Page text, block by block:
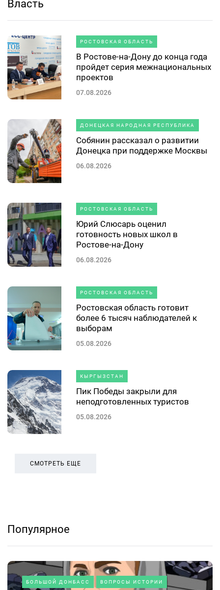
Власть
РОСТОВСКАЯ ОБЛАСТЬ
В Ростове-на-Дону до конца года
пройдет серия межнациональных
проектов
07.08.2026
ДОНЕЦКАЯ НАРОДНАЯ РЕСПУБЛИКА
Собянин рассказал о развитии
Донецка при поддержке Москвы
06.08.2026
РОСТОВСКАЯ ОБЛАСТЬ
Юрий Слюсарь оценил
готовность новых школ в
Ростове-на-Дону
06.08.2026
РОСТОВСКАЯ ОБЛАСТЬ
Ростовская область готовит
более 6 тысяч наблюдателей к
выборам
05.08.2026
КЫРГЫЗСТАН
Пик Победы закрыли для
неподготовленных туристов
05.08.2026
СМОТРЕТЬ ЕЩЕ
Популярное
БОЛЬШОЙ ДОНБАСС ВОПРОСЫ ИСТОРИИ